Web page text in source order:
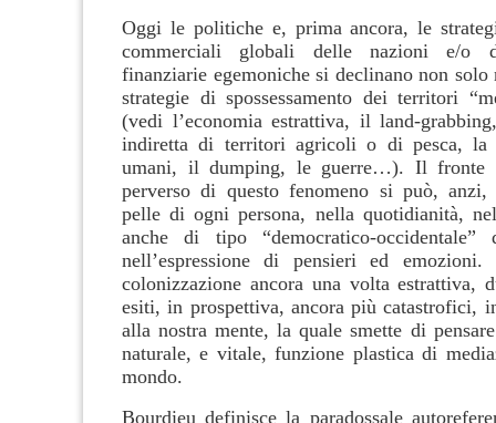
Oggi le politiche e, prima ancora, le
commerciali globali delle nazioni e/o
finanziarie egemoniche si declinano non
strategie di spossessamento dei territori
(vedi l’economia estrattiva, il land-
indiretta di territori agricoli o di pesca, la
umani, il dumping, le guerre…). Il fronte
perverso di questo fenomeno si può, anzi,
pelle di ogni persona, nella quotidianità,
anche di tipo “democratico-
nell’espressione di pensieri ed
colonizzazione ancora una volta estrattiva,
esiti, in prospettiva, ancora più catastrofici,
alla nostra mente, la quale smette di
naturale, e vitale, funzione plastica di
mondo.
Bourdieu definisce la paradossale